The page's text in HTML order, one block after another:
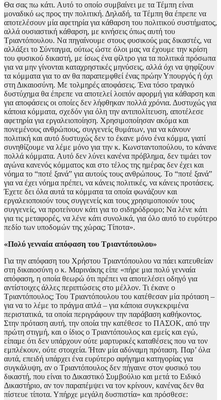
Θα σας πω κάτι. Αυτό το οποίο συμβαίνει με τα Τέμπη είναι
μοναδικό ως προς την πολιτική. Δηλαδή, τα Τέμπη θα έπρεπε να
αποτελέσουν μία αφετηρία για κάθαρση του πολιτικού συστήματος,
αλλά ουσιαστική κάθαρση, με κινήσεις όπως αυτή του
Τριαντόπουλου. Να πηγαίνουμε στους φυσικούς μας δικαστές, να
αλλάξει το Σύνταγμα, ούτως ώστε όλοι μας να έχουμε την κρίση
του φυσικού δικαστή, με ίσως ένα φίλτρο για τα πολιτικά πρόσωπα
για να μην γίνονται καταχρηστικές μηνύσεις, αλλά όχι να ψηφίζουν
τα κόμματα για το αν θα παραπεμφθεί ένας πρώην Υπουργός ή όχι
στη Δικαιοσύνη. Με τολμηρές αποφάσεις. Ένα τόσο τραγικό
δυστύχημα θα έπρεπε να αποτελεί λοιπόν αφορμή για κάθαρση και
για αποφάσεις οι οποίες δεν λήφθηκαν πολλά χρόνια. Δυστυχώς για
κάποια κόμματα, σχεδόν για όλη την αντιπολίτευση, αποτέλεσε
αφετηρία για εργαλειοποίηση. Χρησιμοποίησαν ακόμα και
πονεμένους ανθρώπους, συγγενείς θυμάτων, για να κάνουν
πολιτική και αυτό δυστυχώς δεν το έκανε μόνο ένα κόμμα, γιατί
συνηθίζουμε να λέμε μόνο για την κ. Κωνσταντοπούλου, το κάνανε
πολλά κόμματα. Αυτό δεν λύνει κανένα πρόβλημα, δεν τιμάει τον
αγώνα κανενός κόμματος και στο τέλος της ημέρας δεν έχει και
νόημα το “ποτέ ξανά” για αυτούς τους ανθρώπους. Το “ποτέ ξανά”
για να έχει νόημα πρέπει, να κάνεις πολιτικές, να κάνεις προτάσεις.
Έχετε δει όλα αυτά τα κόμματα τα οποία φωνάζουν και
εργαλειοποιούν τους συγγενείς και τους χρησιμοποιούν τους
συγγενείς, να προτείνουν κάτι για το σιδηρόδρομο; Να λένε κάτι
για τις μεταφορές, να λένε κάτι συνολικά, για όλο αυτό το ευρύτερο
πεδίο των υποδομών της χώρας; Τίποτα».
«Πολύ γενναία απόφαση του Τριαντόπουλου»
Για την απόφαση του Χρήστου Τριαντόπουλου να πάει κατευθείαν
στη δικαιοσύνη ο κ. Μαρινάκης είπε «πήρε μια πολύ γενναία
απόφαση, η οποία θεωρώ ότι πρέπει να αποτελέσει οδηγό για
αντίστοιχες άλλες περιπτώσεις στο μέλλον. Τι έκανε ο
Τριαντόπουλος; Του Τριαντόπουλου του κατέθεσαν μία πρόταση –
για να το λέμε το πράγμα απλά – για κάποια συγκεκριμένα
περιστατικά, τα οποία περιγράφουν την παράβαση καθήκοντος.
Στην πρόταση αυτή, την οποία την κατέθεσε το ΠΑΣΟΚ, από την
πρώτη στιγμή, και ο ίδιος ο Τριαντόπουλος και εμείς και εγώ,
είπαμε ότι δεν υπάρχουν ούτε μαρτυρικές καταθέσεις που να τον
εμπλέκουν, ούτε στοιχεία. Ήταν μία αδύναμη πρόταση. Παρ’ όλα
αυτά, επειδή υπάρχει ένα ευρύτερο αφήγημα κατηγορίας για
συγκάλυψη, αν ο Τριαντόπουλος δεν πήγαινε στον φυσικό του
δικαστή, που είναι το Δικαστικό Συμβούλιο και μετά το Ειδικό
Δικαστήριο, αν τον παραπέμψει να τον κρίνουν, κανένας δεν θα
πίστευε τίποτα. Υπήρχε μεγάλη δυσπιστία» και πρόσθεσε: